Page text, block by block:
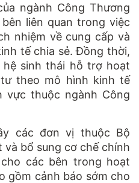
ngành Công Thương
liên quan trong việc
nhiệm về cung cấp và
tế chia sẻ. Đồng thời,
sinh thái hỗ trợ hoạt
theo mô hình kinh tế
vực thuộc ngành Công
các đơn vị thuộc Bộ
và bổ sung cơ chế chính
các bên trong hoạt
gồm cảnh báo sớm cho